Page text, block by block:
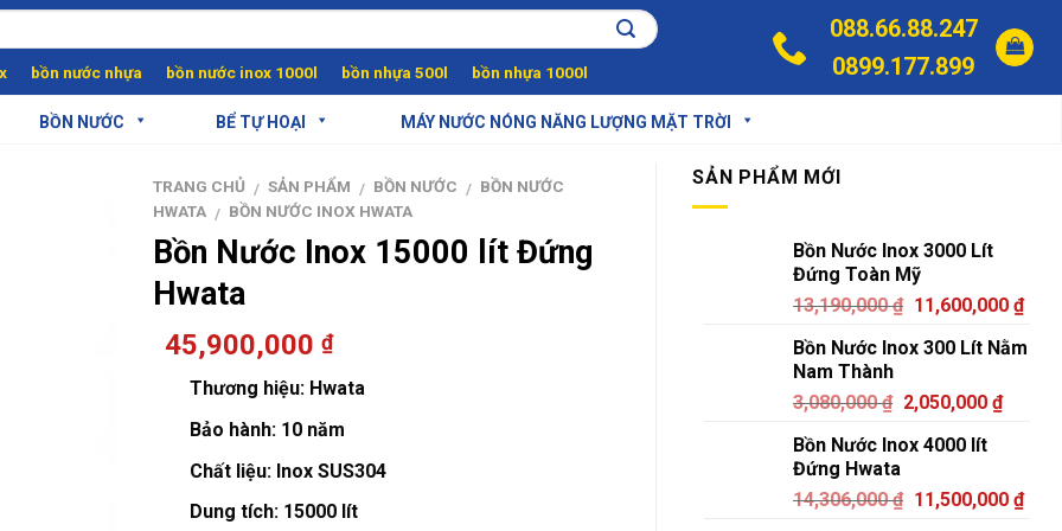
bồn nước nhựa bồn nước inox 1000l bồn nhựa 500l bồn nhựa 1000l
088.66.88.247
0899.177.899
BỒN NƯỚC BỂ TỰ HOẠI MÁY NƯỚC NÓNG NĂNG LƯỢNG MẶT TRỜI
TRANG CHỦ / SẢN PHẨM / BỒN NƯỚC / BỒN NƯỚC
HWATA / BỒN NƯỚC INOX HWATA
Bồn Nước Inox 15000 lít Đứng
Hwata
45,900,000 ₫
Thương hiệu:Hwata
Bảo hành:10 năm
Chất liệu:Inox SUS304
Dung tích:15000 lít
SẢN PHẨM MỚI
Bồn Nước Inox 3000 Lít
Đứng Toàn Mỹ
13,190,000₫ 11,600,000 ₫
Bồn Nước Inox 300 Lít Nằm
Nam Thành
3,080,000₫ 2,050,000 ₫
Bồn Nước Inox 4000 lít
Đứng Hwata
14,306,000₫ 11,500,000 ₫